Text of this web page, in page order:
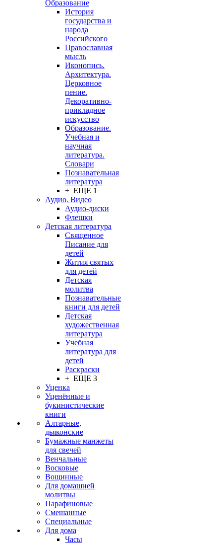
Образование
История
государства и
народа
Российского
Православная
мысль
Иконопись.
Архитектура.
Церковное
пение.
Декоративно-
прикладное
искусство
Образование.
Учебная и
научная
литература.
Словари
Познавательная
литература
+ ЕЩЕ 1
Аудио. Видео
Аудио-диски
Флешки
Детская литература
Священное
Писание для
детей
Жития святых
для детей
Детская
молитва
Познавательные
книги для детей
Детская
художественная
литература
Учебная
литература для
детей
Раскраски
+ ЕЩЕ 3
Уценка
Уценённые и
букинистические
книги
Алтарные,
дьяконские
Бумажные манжеты
для свечей
Венчальные
Восковые
Вощинные
Для домашней
молитвы
Парафиновые
Смешанные
Специальные
Для дома
Часы